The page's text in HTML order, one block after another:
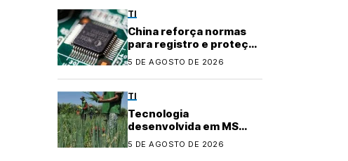
TI
China reforça normas
para registro e proteção
de layouts de chips
5 DE AGOSTO DE 2026
TI
Tecnologia
desenvolvida em MS
conquista certificação e
5 DE AGOSTO DE 2026